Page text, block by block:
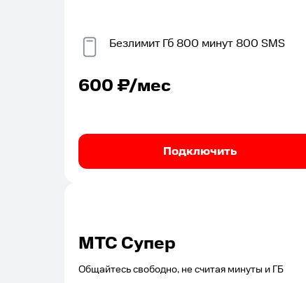
БезлимитГб800 минут800 SMS
600₽/мес
Подключить
МТС Супер
Общайтесь свободно, не считая минуты и ГБ